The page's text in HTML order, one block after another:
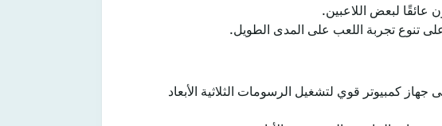
عائقًا لبعض اللاعبين.
تنوع تجربة اللعب على المدى الطويل.
جهاز كمبيوتر قوي لتشغيل الرسومات الثلاثية الأبعاد